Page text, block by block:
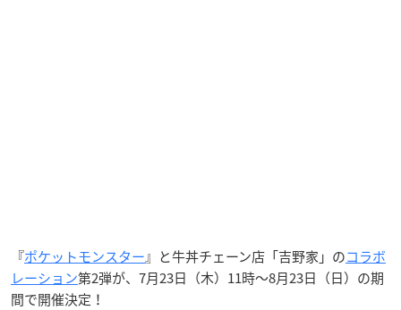
『ポケットモンスター』と牛丼チェーン店「吉野家」のコラボ
レーション第2弾が、7月23日（木）11時〜8月23日（日）の期
間で開催決定！